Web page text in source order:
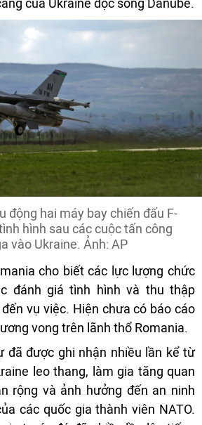
của Ukraine dọc sông Danube.
động hai máy bay chiến đấu F-
hình sau các cuộc tấn công
vào Ukraine. Ảnh: AP
cho biết các lực lượng chức
đánh giá tình hình và thu thập
vụ việc. Hiện chưa có báo cáo
vong trên lãnh thổ Romania.
đã được ghi nhận nhiều lần kể từ
leo thang, làm gia tăng quan
rộng và ảnh hưởng đến an ninh
các quốc gia thành viên NATO.